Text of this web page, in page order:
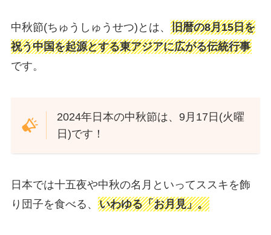
中秋節(ちゅうしゅうせつ)とは、 旧暦の8月15日を
祝う中国を起源とする東アジアに広がる伝統行事
です。
2024年日本の中秋節は、9月17日(火曜
日)です！
日本では十五夜や中秋の名月といってススキを飾
り団子を食べる、 いわゆる「お月見」。